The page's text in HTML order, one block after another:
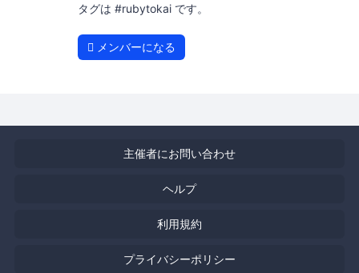
タグは #rubytokai です。
メンバーになる
主催者にお問い合わせ
ヘルプ
利用規約
プライバシーポリシー